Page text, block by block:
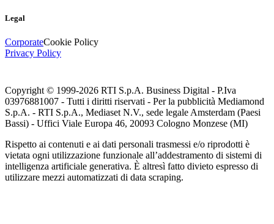
Legal
CorporateCookie Policy
Privacy Policy
Copyright © 1999-2026 RTI S.p.A. Business Digital - P.Iva
03976881007 - Tutti i diritti riservati - Per la pubblicità Mediamond
S.p.A. - RTI S.p.A., Mediaset N.V., sede legale Amsterdam (Paesi
Bassi) - Uffici Viale Europa 46, 20093 Cologno Monzese (MI)
Rispetto ai contenuti e ai dati personali trasmessi e/o riprodotti è
vietata ogni utilizzazione funzionale all’addestramento di sistemi di
intelligenza artificiale generativa. È altresì fatto divieto espresso di
utilizzare mezzi automatizzati di data scraping.